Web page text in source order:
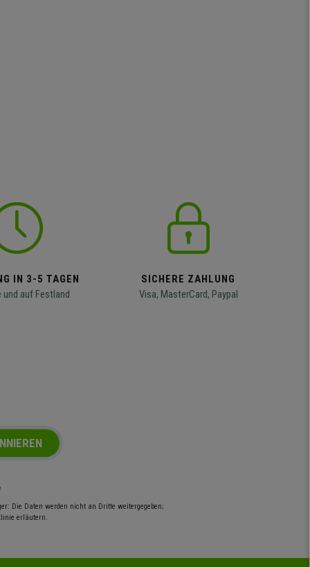
IN 3-5 TAGEN
und auf Festland
SICHERE ZAHLUNG
Visa, MasterCard, Paypal
Die Daten werden nicht an Dritte weitergegeben;
erläutern.